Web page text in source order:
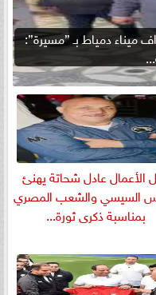
ميناء دمياط بـ ”مسيرة”:
الأعمال عادل شحاتة يهنئ
السيسي والشعب المصري
بمناسبة ذكرى ثورة...